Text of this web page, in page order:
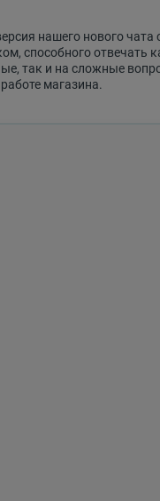
нашего нового чата
способного отвечать
так и на сложные
магазина.